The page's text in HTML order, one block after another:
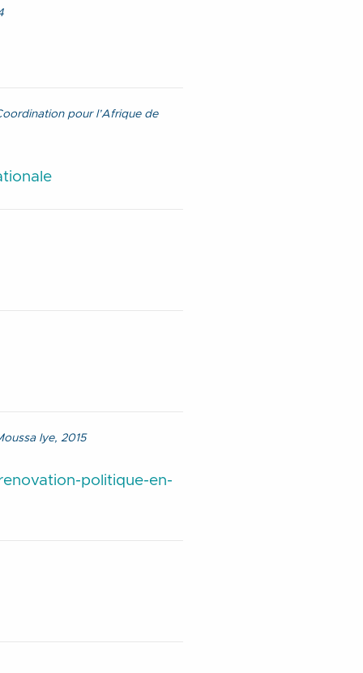
pour l’Afrique de
Iye, 2015
politique-en-